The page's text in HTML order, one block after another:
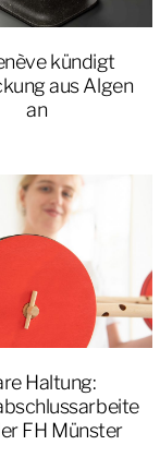
kündigt
aus Algen
an
Haltung:
FH Münster